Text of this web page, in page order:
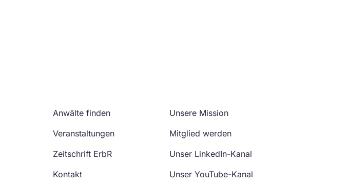
Anwälte finden
Veranstaltungen
Zeitschrift ErbR
Kontakt
Unsere Mission
Mitglied werden
Unser LinkedIn-Kanal
Unser YouTube-Kanal